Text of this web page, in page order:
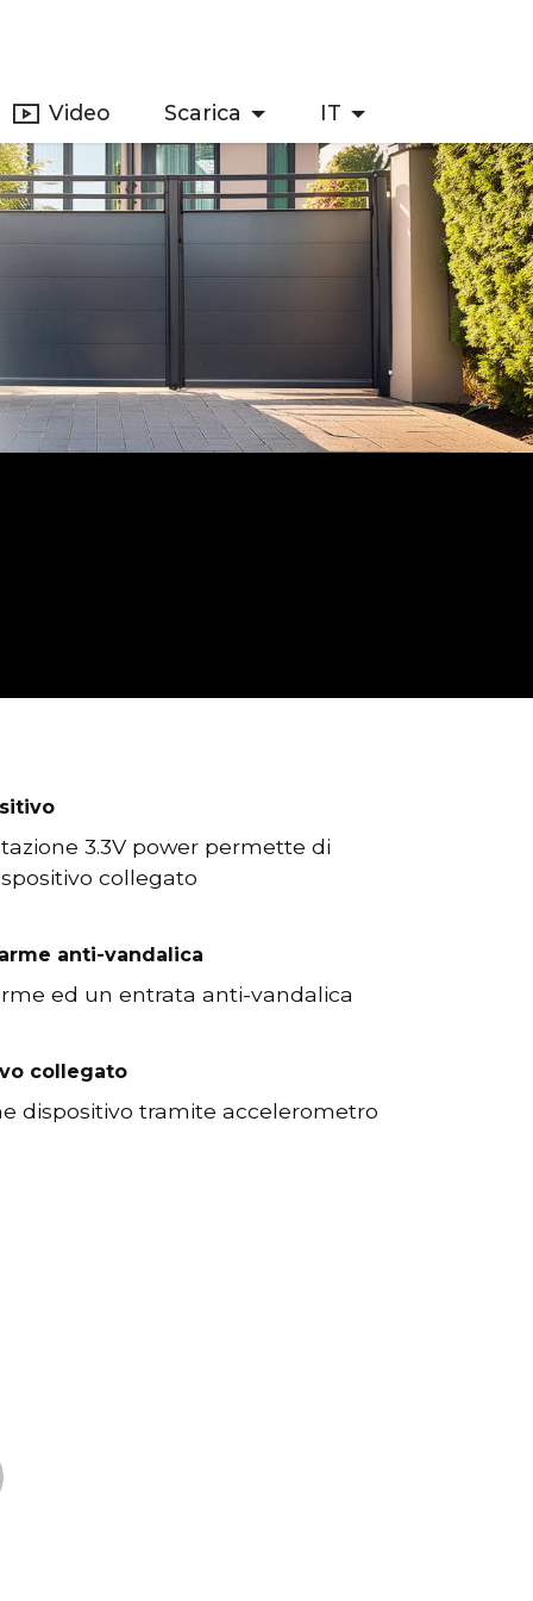
Video Scarica IT
3.3V power permette di
collegato
anti-vandalica
ed un entrata anti-vandalica
collegato
dispositivo tramite accelerometro